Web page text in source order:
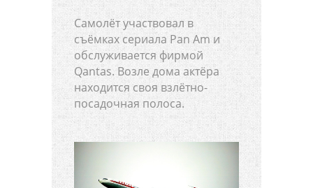
Самолёт участвовал в
съёмках сериала Pan Am и
обслуживается фирмой
Qantas. Возле дома актёра
находится своя взлётно-
посадочная полоса.